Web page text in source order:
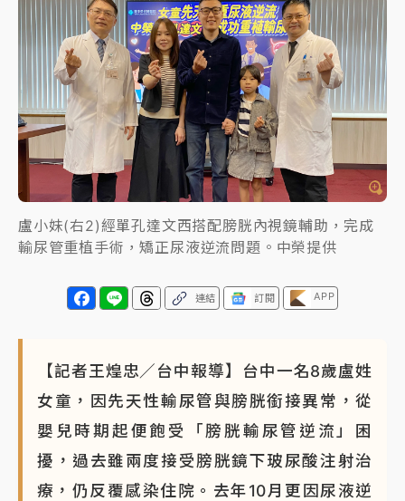
暑假過三周才推「E宿新北打卡趣」！抽獎程序複雜 觀
旅局回應了
中信慈善基金會想增加董事人數！辜仲諒向法院聲請遭
駁 理由曝光
故宮《龍藏經》特展第2檔！今線上預約開賣一度塞車
周六起展出延長至晚上7時
台東農業處長涉圖利渡假村！東檢抗告成功 今重開羈
押庭
父親節泡湯了！中颱白海豚雨彈轟3天 「紅到發紫」降
雨熱區曝
盧小妹(右2)經單孔達文西搭配膀胱內視鏡輔助，完成
輸尿管重植手術，矯正尿液逆流問題。中榮提供
連結 訂閱 APP
【記者王煌忠／台中報導】台中一名8歲盧姓
女童，因先天性輸尿管與膀胱銜接異常，從
嬰兒時期起便飽受「膀胱輸尿管逆流」困
擾，過去雖兩度接受膀胱鏡下玻尿酸注射治
療，仍反覆感染住院。去年10月更因尿液逆